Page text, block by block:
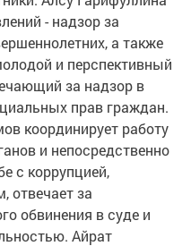
- надзор за
а также
и перспективный
за надзор в
прав граждан.
координирует работу
и непосредственно
с коррупцией,
отвечает за
обвинения в суде и
Айрат